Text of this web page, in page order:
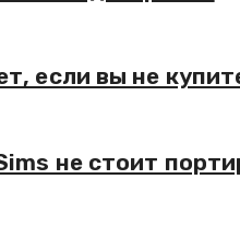
если вы не
не стоит